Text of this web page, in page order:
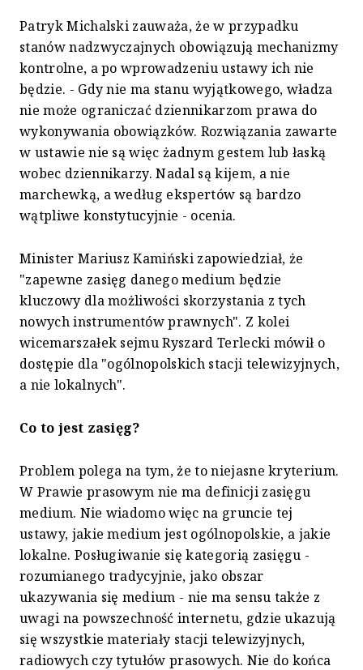
Patryk Michalski zauważa, że w przypadku
stanów nadzwyczajnych obowiązują mechanizmy
kontrolne, a po wprowadzeniu ustawy ich nie
będzie. - Gdy nie ma stanu wyjątkowego, władza
nie może ograniczać dziennikarzom prawa do
wykonywania obowiązków. Rozwiązania zawarte
w ustawie nie są więc żadnym gestem lub łaską
wobec dziennikarzy. Nadal są kijem, a nie
marchewką, a według ekspertów są bardzo
wątpliwe konstytucyjnie - ocenia.
Minister Mariusz Kamiński zapowiedział, że
"zapewne zasięg danego medium będzie
kluczowy dla możliwości skorzystania z tych
nowych instrumentów prawnych". Z kolei
wicemarszałek sejmu Ryszard Terlecki mówił o
dostępie dla "ogólnopolskich stacji telewizyjnych,
a nie lokalnych".
Co to jest zasięg?
Problem polega na tym, że to niejasne kryterium.
W Prawie prasowym nie ma definicji zasięgu
medium. Nie wiadomo więc na gruncie tej
ustawy, jakie medium jest ogólnopolskie, a jakie
lokalne. Posługiwanie się kategorią zasięgu -
rozumianego tradycyjnie, jako obszar
ukazywania się medium - nie ma sensu także z
uwagi na powszechność internetu, gdzie ukazują
się wszystkie materiały stacji telewizyjnych,
radiowych czy tytułów prasowych. Nie do końca